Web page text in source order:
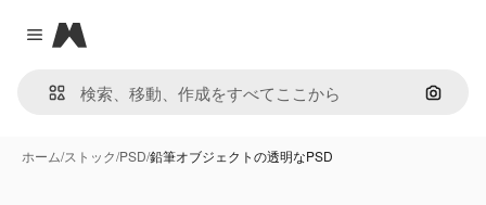
Close menu
Magnific
画像で
ホーム/ストック/PSD/鉛筆オブジェクトの透明なPSD